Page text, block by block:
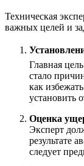
Техническая
важных целей и
Главная
стало
как
установить
Оценка
Эксперт
результате
следует